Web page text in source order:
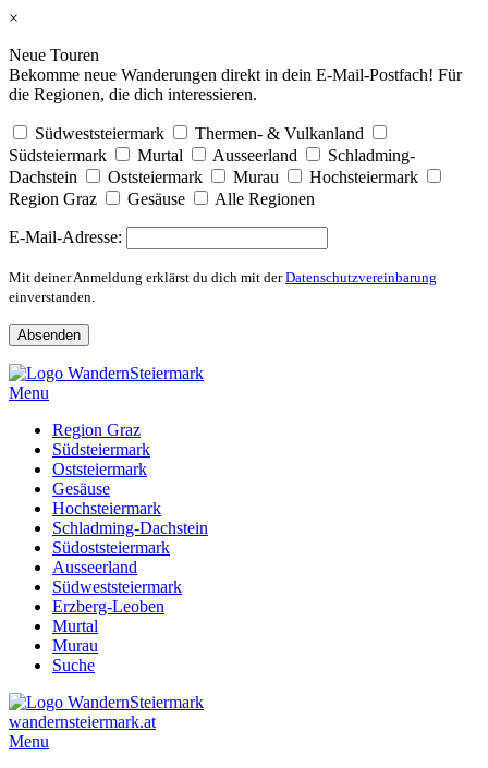
×
Neue Touren
Bekomme neue Wanderungen direkt in dein E-Mail-Postfach! Für
die Regionen, die dich interessieren.
Südweststeiermark
Thermen- & Vulkanland
Südsteiermark
Murtal Ausseerland
Schladming-
Dachstein
Oststeiermark Murau
Hochsteiermark
Region Graz
Gesäuse Alle Regionen
E-Mail-Adresse:
Mit deiner Anmeldung erklärst du dich mit derDatenschutzvereinbarung
einverstanden.
Skip
to
Menu
Region Graz
Südsteiermark
Oststeiermark
Gesäuse
Hochsteiermark
Schladming-Dachstein
Südoststeiermark
Ausseerland
Südweststeiermark
Erzberg-Leoben
Murtal
Murau
Suche
wandernsteiermark.at
Menu